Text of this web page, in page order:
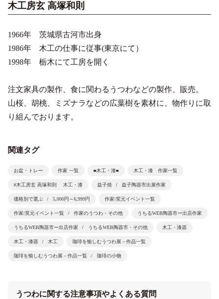
木工房玄 高塚和則
1966年 茨城県古河市出身
1986年 木工の仕事に従事(東京にて）
1998年 栃木にて工房を開く
注文家具の製作、食に関わるうつわなどの製作、販売。
山桜、胡桃、ミズナラなどの広葉樹を素材に、物作りに取
り組んでおります。
関連タグ
お盆・トレー 作家 一覧 ■木工・漆■ 木工・漆 作家一覧
#木工房玄 高塚和則 木工・漆 益子焼 益子陶器市出展作家
価格別で選ぶ 5,000円～6,999円 作家/窯元イベント一覧
作家/窯元イベント一覧 作家のうつわ・その他 うちるWEB陶器市ー出店作家
うちるWEB陶器市ー出店作家 うちるWEB陶器市・その他 木工・漆器
木工・漆器 木工 珈琲を愉しむうつわ展－作品一覧
珈琲を愉しむうつわ展－作品一覧 珈琲の小物
うつわに関する注意事項やよくある質問